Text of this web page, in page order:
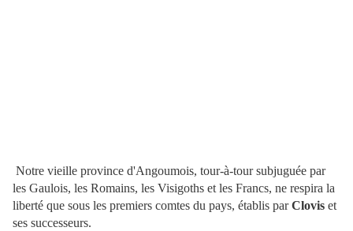
Notre vieille province d'Angoumois, tour-à-tour subjuguée par
les Gaulois, les Romains, les Visigoths et les Francs, ne respira la
liberté que sous les premiers comtes du pays, établis parClovis et
ses successeurs.